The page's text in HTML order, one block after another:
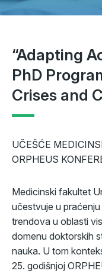
“Adapting
PhD
Crises and
UČEŠĆE
ORPHEUS
Medicinski fakultet
učestvuje u
trendova u oblasti
domenu doktorskih
nauka. U tom
25. godišnjoj